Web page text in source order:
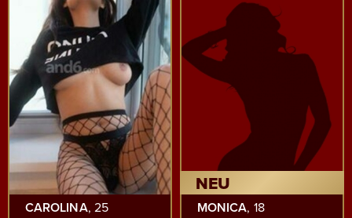
CAROLINA, 25
NEU
MONICA, 18